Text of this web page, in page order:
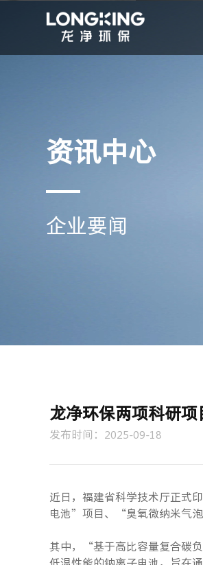
资讯中心
企业要闻
龙净环保两项科研
发布时间：2025-09-18
近日，福建省科学技术厅正式
电池”项目、“臭氧微纳米气泡
其中，“基于高比容量复合碳